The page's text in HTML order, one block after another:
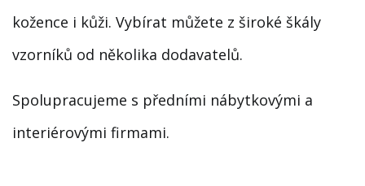
kožence i kůži. Vybírat můžete z široké škály
vzorníků od několika dodavatelů.
Spolupracujeme s předními nábytkovými a
interiérovými firmami.